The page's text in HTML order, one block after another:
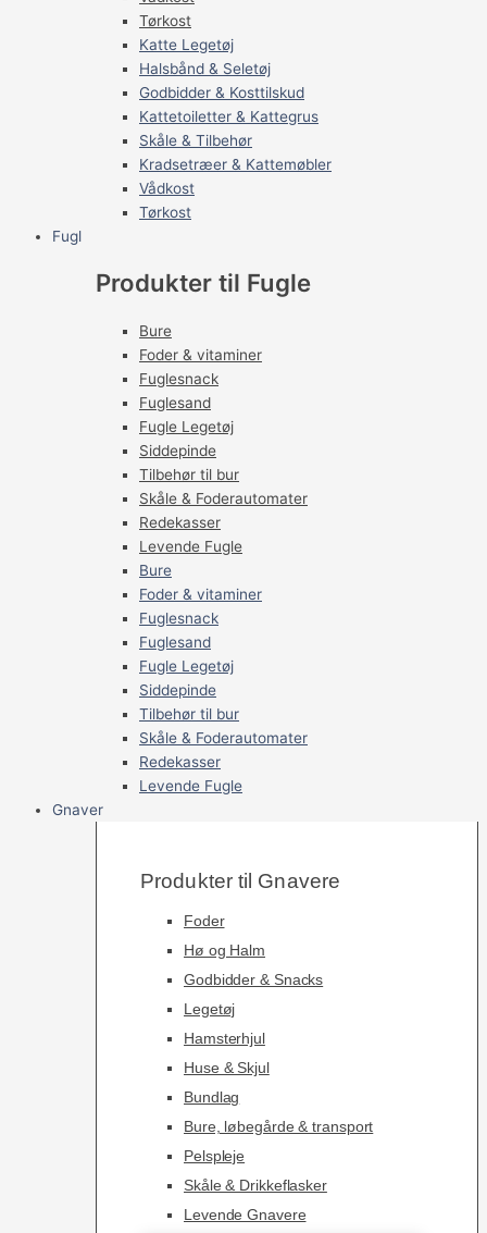
Tørkost
Katte Legetøj
Halsbånd & Seletøj
Godbidder & Kosttilskud
Kattetoiletter & Kattegrus
Skåle & Tilbehør
Kradsetræer & Kattemøbler
Vådkost
Tørkost
Fugl
Produkter til Fugle
Bure
Foder & vitaminer
Fuglesnack
Fuglesand
Fugle Legetøj
Siddepinde
Tilbehør til bur
Skåle & Foderautomater
Redekasser
Levende Fugle
Bure
Foder & vitaminer
Fuglesnack
Fuglesand
Fugle Legetøj
Siddepinde
Tilbehør til bur
Skåle & Foderautomater
Redekasser
Levende Fugle
Gnaver
Produkter til Gnavere
Foder
Hø og Halm
Godbidder & Snacks
Legetøj
Hamsterhjul
Huse & Skjul
Bundlag
Bure, løbegårde & transport
Pelspleje
Skåle & Drikkeflasker
Levende Gnavere